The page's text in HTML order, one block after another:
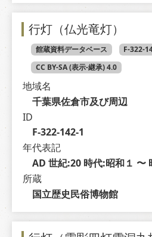
行灯（仏光竜灯）
館蔵資料データベース
F-322-
CC BY-SA (表示-継承) 4.0
地域名
千葉県佐倉市及び周辺
ID
F-322-142-1
年代表記
AD 世紀:20 時代:昭和１ 〜
所蔵
国立歴史民俗博物館